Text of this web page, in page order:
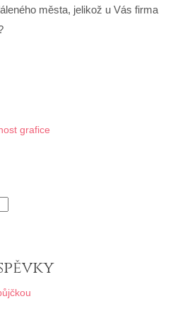
města, jelikož u Vás firma
grafice